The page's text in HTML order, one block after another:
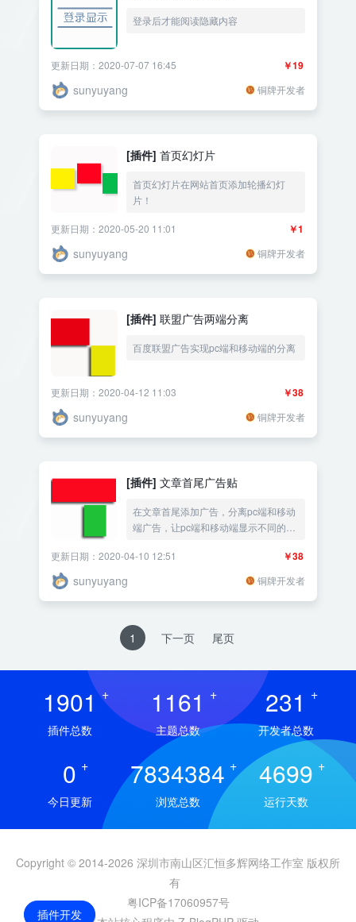
登录后才能阅读隐藏内容
￥19
更新日期：2020-07-07 16:45
sunyuyang 铜牌开发者
[插件] 首页幻灯片
首页幻灯片在网站首页添加轮播幻灯
片！
￥1
更新日期：2020-05-20 11:01
sunyuyang 铜牌开发者
[插件] 联盟广告两端分离
百度联盟广告实现pc端和移动端的分离
￥38
更新日期：2020-04-12 11:03
sunyuyang 铜牌开发者
[插件] 文章首尾广告贴
在文章首尾添加广告，分离pc端和移动
端广告，让pc端和移动端显示不同的广
￥38
更新日期：2020-04-10 12:51
sunyuyang 铜牌开发者
1 下一页 尾页
1901 +
插件总数
1161 +
主题总数
231 +
开发者总数
0 +
今日更新
7834384 +
浏览总数
4699 +
运行天数
Copyright © 2014-2026 深圳市南山区汇恒多辉网络工作室 版权所
有
粤ICP备17060957号
插件开发